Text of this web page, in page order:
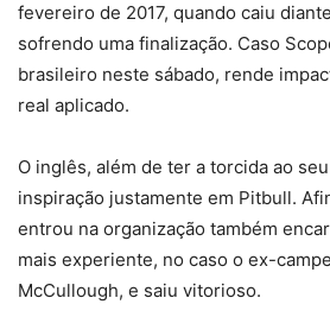
fevereiro de 2017, quando caiu
sofrendo uma finalização. Caso
brasileiro neste sábado, rende
real aplicado.
O inglês, além de ter a torcida ao
inspiração justamente em Pitbull.
entrou na organização também
mais experiente, no caso o ex-
McCullough, e saiu vitorioso.